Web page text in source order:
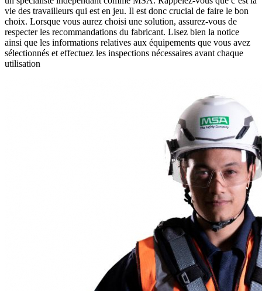
vie des travailleurs qui est en jeu. Il est donc crucial de faire le bon
choix. Lorsque vous aurez choisi une solution, assurez-vous de
respecter les recommandations du fabricant. Lisez bien la notice
ainsi que les informations relatives aux équipements que vous avez
sélectionnés et effectuez les inspections nécessaires avant chaque
utilisation